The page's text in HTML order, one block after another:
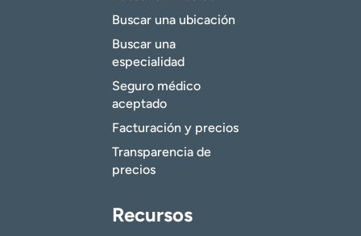
Buscar una ubicación
Buscar una
especialidad
Seguro médico
aceptado
Facturación y precios
Transparencia de
precios
Recursos